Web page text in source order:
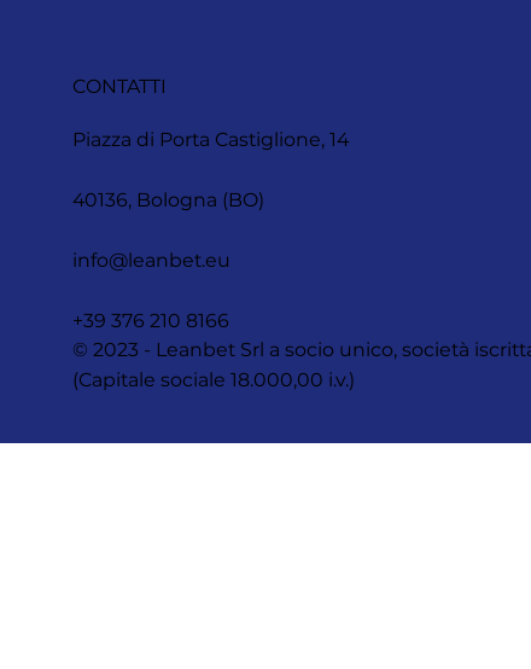
CONTATTI
Piazza di Porta Castiglione, 14
40136, Bologna (BO)
info@leanbet.eu
+39 376 210 8166
© 2023 - Leanbet Srl a socio unico, società
(Capitale sociale 18.000,00 i.v.)